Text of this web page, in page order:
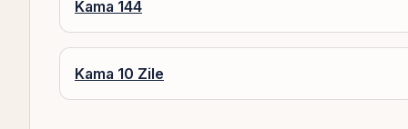
Kama 144
Kama 10 Zile